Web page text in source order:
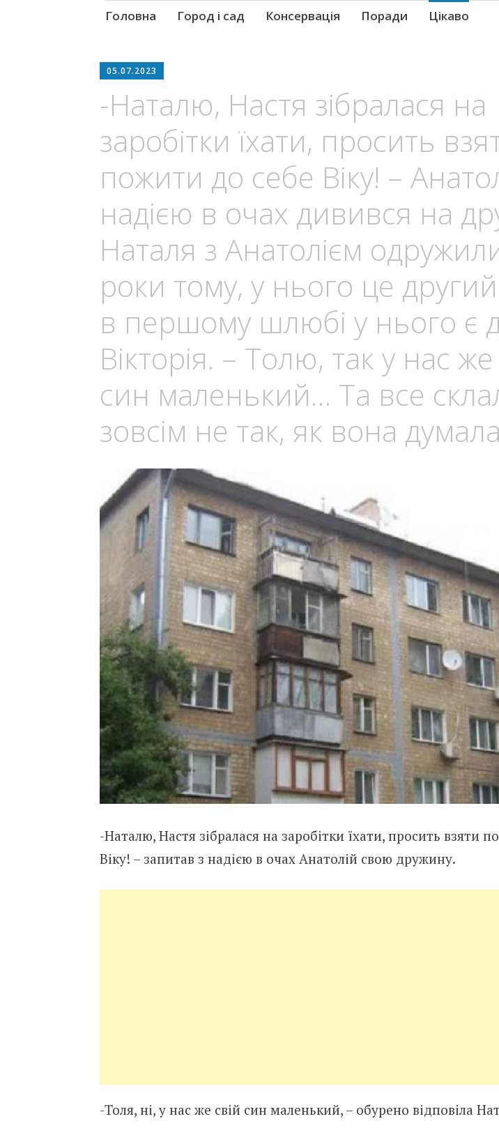
Skip
Головна Город і сад Консервація Поради Цікаво
05.07.2023
-Наталю, Настя зібралася на
заробітки їхати, просить
пожити до себе Віку! –
надією в очах дивився на
Наталя з Анатолієм
роки тому, у нього це
в першому шлюбі у нього є
Вікторія. – Толю, так у нас же
син маленький… Та все
зовсім не так, як вона думала
-Наталю, Настя зібралася на заробітки їхати, просить взяти
Віку! – запитав з надією в очах Анатолій свою дружину.
-Толя, ні, у нас же свій син маленький, – обурено відповіла